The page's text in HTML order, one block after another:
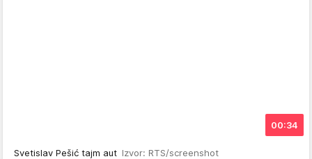
00:34
Svetislav Pešić tajm aut Izvor: RTS/screenshot